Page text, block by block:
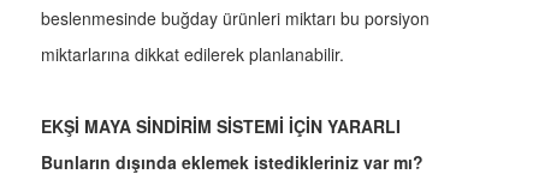
beslenmesinde buğday ürünleri miktarı bu porsiyon
miktarlarına dikkat edilerek planlanabilir.
EKŞİ MAYA SİNDİRİM SİSTEMİ İÇİN YARARLI
Bunların dışında eklemek istedikleriniz var mı?